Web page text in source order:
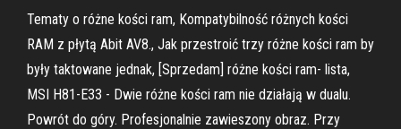
Tematy o różne kości ram, Kompatybilność różnych kości
RAM z płytą Abit AV8., Jak przestroić trzy różne kości ram by
były taktowane jednak, [Sprzedam] różne kości ram- lista,
MSI H81-E33 - Dwie różne kości ram nie działają w dualu.
Powrót do góry. Profesjonalnie zawieszony obraz. Przy